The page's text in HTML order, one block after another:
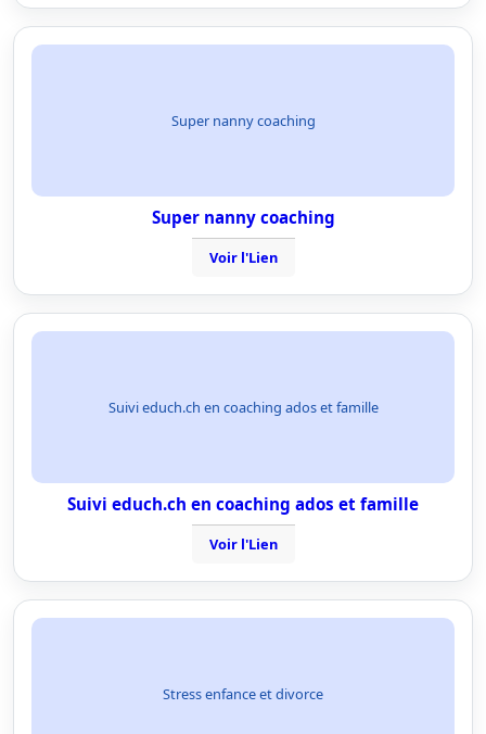
Super nanny coaching
Super nanny coaching
Voir l'Lien
Suivi educh.ch en coaching ados et famille
Suivi educh.ch en coaching ados et famille
Voir l'Lien
Stress enfance et divorce